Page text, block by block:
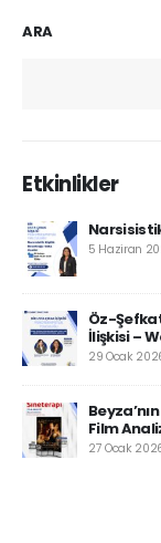
ARA
Etkinlikler
5 Haziran
Öz-
İlişkisi –
29 Ocak
Film
27 Ocak